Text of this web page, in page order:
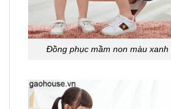
Đồng phục mầm non màu xanh